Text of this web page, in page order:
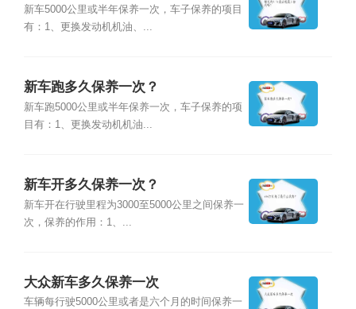
新车5000公里或半年保养一次，车子保养的项目
有：1、更换发动机机油、...
新车跑多久保养一次？
新车跑5000公里或半年保养一次，车子保养的项
目有：1、更换发动机机油...
新车开多久保养一次？
新车开在行驶里程为3000至5000公里之间保养一
次，保养的作用：1、...
大众新车多久保养一次
车辆每行驶5000公里或者是六个月的时间保养一